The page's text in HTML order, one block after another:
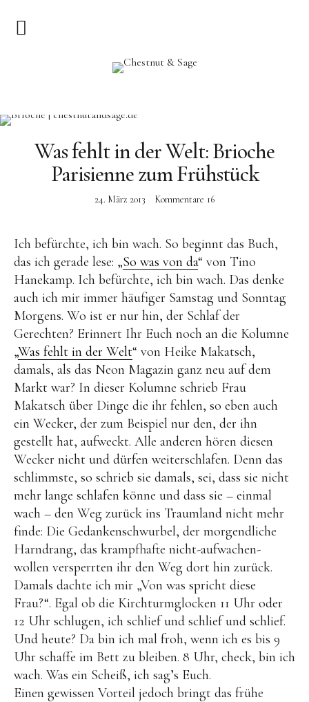
Chestnut & SageHome
Herzlich Willkommen
Rezepte
Vorspeisen
Hauptgerichte
Salat
Suppen
Kuchen & Dessert
Brot
Eis
Saft & Sirup
Was fehlt in der Welt: Brioche
Parisienne zum Frühstück
24. März 2013 Kommentare 16
Ich befürchte, ich bin wach. So beginnt das Buch,
das ich gerade lese: „So was von da“ von Tino
Hanekamp. Ich befürchte, ich bin wach. Das denke
auch ich mir immer häufiger Samstag und Sonntag
Morgens. Wo ist er nur hin, der Schlaf der
Gerechten? Erinnert Ihr Euch noch an die Kolumne
„Was fehlt in der Welt“ von Heike Makatsch,
damals, als das Neon Magazin ganz neu auf dem
Markt war? In dieser Kolumne schrieb Frau
Makatsch über Dinge die ihr fehlen, so eben auch
ein Wecker, der zum Beispiel nur den, der ihn
gestellt hat, aufweckt. Alle anderen hören diesen
Wecker nicht und dürfen weiterschlafen. Denn das
schlimmste, so schrieb sie damals, sei, dass sie nicht
mehr lange schlafen könne und dass sie – einmal
wach – den Weg zurück ins Traumland nicht mehr
finde: Die Gedankenschwurbel, der morgendliche
Harndrang, das krampfhafte nicht-aufwachen-
wollen versperrten ihr den Weg dort hin zurück.
Damals dachte ich mir „Von was spricht diese
Frau?“. Egal ob die Kirchturmglocken 11 Uhr oder
12 Uhr schlugen, ich schlief und schlief und schlief.
Und heute? Da bin ich mal froh, wenn ich es bis 9
Uhr schaffe im Bett zu bleiben. 8 Uhr, check, bin ich
wach. Was ein Scheiß, ich sag’s Euch.
Einen gewissen Vorteil jedoch bringt das frühe